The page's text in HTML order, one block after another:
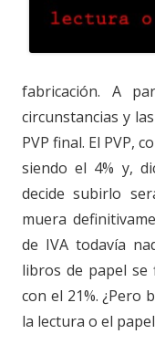
fabricación. A
circunstancias y
PVP final. El PVP,
siendo el 4% y,
decide subirlo
muera
de IVA todavía
libros de papel se
con el 21%. ¿Pero
la lectura o el